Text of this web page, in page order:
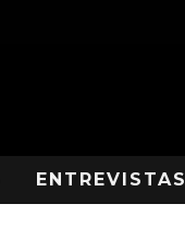
ENTREVISTAS